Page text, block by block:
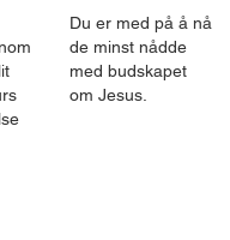
Du er med på å nå
de minst nådde
med budskapet
om Jesus.